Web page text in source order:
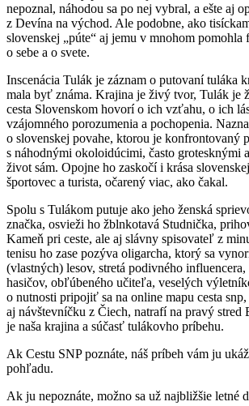
nepoznal, náhodou sa po nej vybral, a ešte aj
z Devína na východ. Ale podobne, ako
slovenskej „púte“ aj jemu v mnohom
o sebe a o svete.
Inscenácia Tulák je záznam o putovaní tuláka
mala byť známa. Krajina je živý tvor, Tulák je
cesta Slovenskom hovorí o ich vzťahu, o ich
vzájomného porozumenia a pochopenia.
o slovenskej povahe, ktorou je konfrontovaný
s náhodnými okoloidúcimi, často grotesknými
život sám. Opojne ho zaskočí i krása
športovec a turista, očarený viac, ako čakal.
Spolu s Tulákom putuje ako jeho ženská
značka, osvieži ho žblnkotavá Studnička,
Kameň pri ceste, ale aj slávny spisovateľ z
tenisu ho zase pozýva oligarcha, ktorý sa
(vlastných) lesov, stretá podivného
hasičov, obľúbeného učiteľa, veselých
o nutnosti pripojiť sa na online mapu cesta
aj návštevníčku z Čiech, natrafí na pravý stred
je naša krajina a súčasť tulákovho príbehu.
Ak Cestu SNP poznáte, náš príbeh vám ju
pohľadu.
Ak ju nepoznáte, možno sa už najbližšie letné